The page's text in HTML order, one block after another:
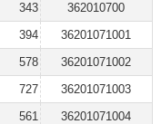
343
362010700
394
36201071001
578
36201071002
727
36201071003
561
36201071004